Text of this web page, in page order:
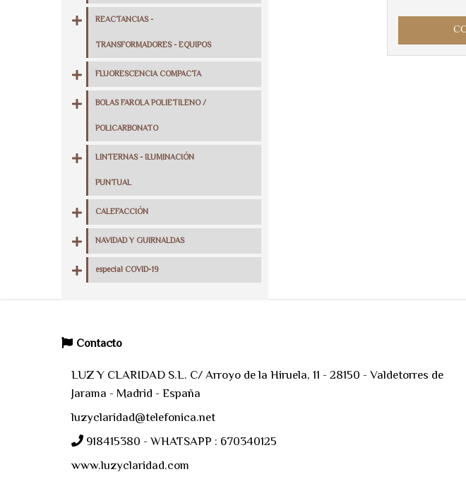
REACTANCIAS -
TRANSFORMADORES - EQUIPOS
FLUORESCENCIA COMPACTA
BOLAS FAROLA POLIETILENO /
POLICARBONATO
LINTERNAS - ILUMINACIÓN
PUNTUAL
CALEFACCIÓN
NAVIDAD Y GUIRNALDAS
especial COVID-19
Contacto
LUZ Y CLARIDAD S.L. C/ Arroyo de la Hiruela, 11 - 28150 - Valdetorres de
Jarama - Madrid - España
luzyclaridad@telefonica.net
918415380 - WHATSAPP : 670340125
www.luzyclaridad.com